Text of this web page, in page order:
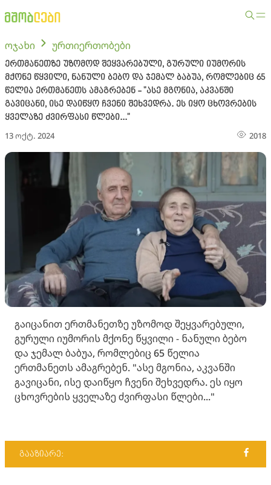
ოჯახი ურთიერთობები
ერთმანეთზე უზომოდ შეყვარებული, გურული იუმორის
მქონე წყვილი, ნანული ბებო და ჯემალ ბაბუა, რომლებიც 65
წელია ერთმანეთს ამაგრებენ - "ასე მგონია, აკვანში
გავიცანი, ისე დაიწყო ჩვენი შეხვედრა. ეს იყო ცხოვრების
ყველაზე ძვირფასი წლები..."
13 ოქტ. 2024 2018
გაიცანით ერთმანეთზე უზომოდ შეყვარებული,
გურული იუმორის მქონე წყვილი - ნანული ბებო
და ჯემალ ბაბუა, რომლებიც 65 წელია
ერთმანეთს ამაგრებენ. "ასე მგონია, აკვანში
გავიცანი, ისე დაიწყო ჩვენი შეხვედრა. ეს იყო
ცხოვრების ყველაზე ძვირფასი წლები..."
გააზიარე: